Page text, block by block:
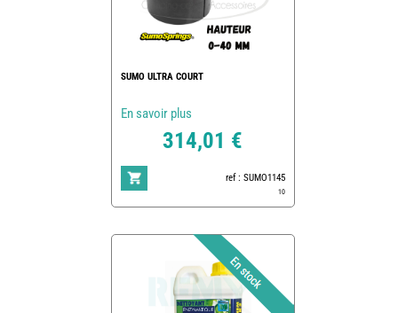
SUMO ULTRA COURT
En savoir plus
314,01 €
ref : SUMO1145
10